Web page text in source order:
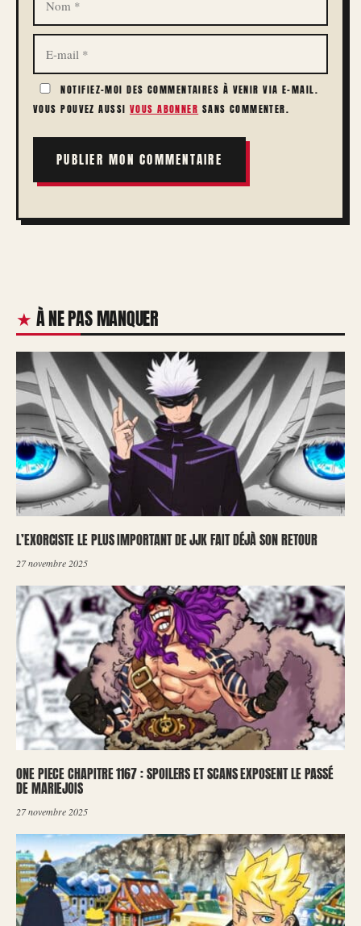
E-
MAIL
NOTIFIEZ-MOI DES COMMENTAIRES À VENIR VIA E-MAIL.
VOUS POUVEZ AUSSI VOUS ABONNER SANS COMMENTER.
À NE PAS MANQUER
L’EXORCISTE LE PLUS IMPORTANT DE JJK FAIT DÉJÀ SON RETOUR
27 novembre 2025
ONE PIECE CHAPITRE 1167 : SPOILERS ET SCANS EXPOSENT LE PASSÉ
DE MARIEJOIS
27 novembre 2025